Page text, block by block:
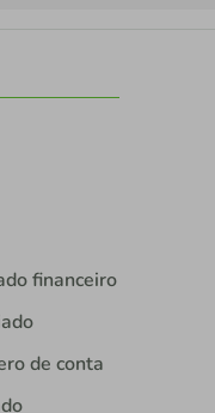
financeiro
de conta